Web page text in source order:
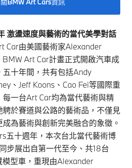
BMW Art Cars資訊
激盪速度與藝術的當代美學對話
Car由美國藝術家Alexander
Art Car計畫正式開啟汽車成
十年間，共有包括Andy
、Jeff Koons、Cao Fei等國際重
一台Art Car均為當代藝術與精
於賽道與公路的藝術品，不僅見
為藝術與創新完美融合的象徵。
五十週年，本次台北當代藝術博
步展出自第一代至今、共18台
型車，重現由Alexander